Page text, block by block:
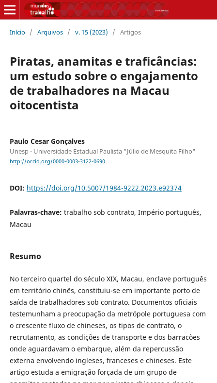
Início / Arquivos / v. 15 (2023) / Artigos
Piratas, anamitas e traficâncias:
um estudo sobre o engajamento
de trabalhadores na Macau
oitocentista
Paulo Cesar Gonçalves
Unesp - Universidade Estadual Paulista "Júlio de Mesquita Filho"
http://orcid.org/0000-0003-3122-0690
DOI: https://doi.org/10.5007/1984-9222.2023.e92374
Palavras-chave: trabalho sob contrato, Império português,
Macau
Resumo
No terceiro quartel do século XIX, Macau, enclave português
em território chinês, constituiu-se em importante porto de
saída de trabalhadores sob contrato. Documentos oficiais
testemunham a preocupação da metrópole portuguesa com
o crescente fluxo de chineses, os tipos de contrato, o
recrutamento, as condições de transporte e dos barracões
onde aguardavam o embarque, além da repercussão
externa envolvendo ingleses, franceses e chineses. Este
artigo estuda a emigração forçada de um grupo de